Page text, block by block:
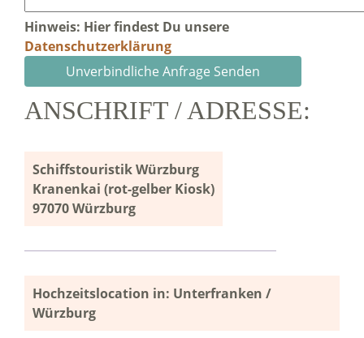
Hinweis: Hier findest Du unsere
Datenschutzerklärung
ANSCHRIFT / ADRESSE:
Schiffstouristik Würzburg
Kranenkai (rot-gelber Kiosk)
97070 Würzburg
Hochzeitslocation in: Unterfranken /
Würzburg